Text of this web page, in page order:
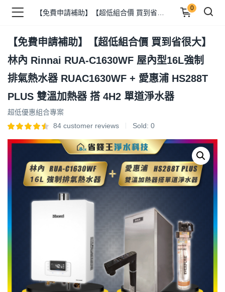
)
)
)
0
【免費申請補助】【超低組合價 買到省很大】
林內 Rinnai RUA-C1630WF 屋內型16L強制
排氣熱水器 RUAC1630WF + 愛惠浦 HS288T
PLUS 雙溫加熱器 搭 4H2 單道淨水器
超低優惠組合專案
84 customer reviews Sold: 0